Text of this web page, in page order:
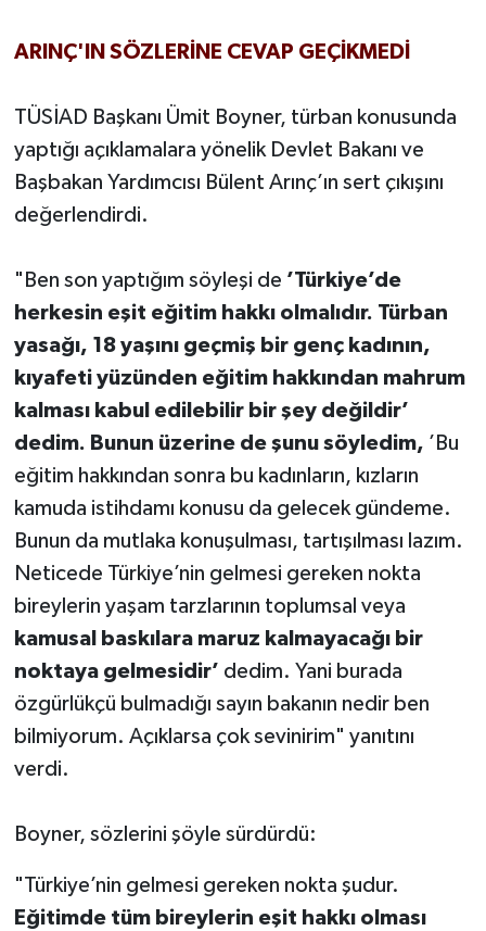
ARINÇ'IN SÖZLERİNE CEVAP GEÇİKMEDİ
TÜSİAD Başkanı Ümit Boyner, türban konusunda
yaptığı açıklamalara yönelik Devlet Bakanı ve
Başbakan Yardımcısı Bülent Arınç’ın sert çıkışını
değerlendirdi.
"Ben son yaptığım söyleşi de ’Türkiye’de
herkesin eşit eğitim hakkı olmalıdır. Türban
yasağı, 18 yaşını geçmiş bir genç kadının,
kıyafeti yüzünden eğitim hakkından mahrum
kalması kabul edilebilir bir şey değildir’
dedim. Bunun üzerine de şunu söyledim, ’Bu
eğitim hakkından sonra bu kadınların, kızların
kamuda istihdamı konusu da gelecek gündeme.
Bunun da mutlaka konuşulması, tartışılması lazım.
Neticede Türkiye’nin gelmesi gereken nokta
bireylerin yaşam tarzlarının toplumsal veya
kamusal baskılara maruz kalmayacağı bir
noktaya gelmesidir’ dedim. Yani burada
özgürlükçü bulmadığı sayın bakanın nedir ben
bilmiyorum. Açıklarsa çok sevinirim" yanıtını
verdi.
Boyner, sözlerini şöyle sürdürdü:
"Türkiye’nin gelmesi gereken nokta şudur.
Eğitimde tüm bireylerin eşit hakkı olması